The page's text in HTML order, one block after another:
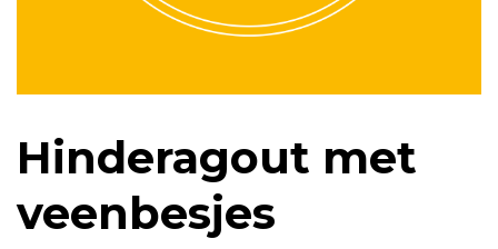
Hinderagout met
veenbesjes